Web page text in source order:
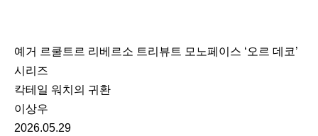
O
C
예거 르쿨트르 리베르소 트리뷰트 모노페이스 ‘오르 데코’
시리즈
칵테일 워치의 귀환
이상우
2026.05.29